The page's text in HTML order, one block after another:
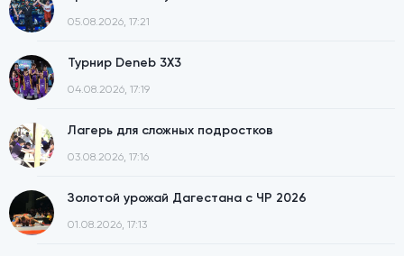
05.08.2026, 17:21
Турнир Deneb 3X3
04.08.2026, 17:19
Лагерь для сложных подростков
03.08.2026, 17:16
Золотой урожай Дагестана с ЧР 2026
01.08.2026, 17:13